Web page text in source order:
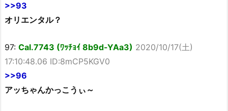
>>93
オリエンタル？
97: Cal.7743 (ﾜｯﾁｮｲ 8b9d-YAa3) 2020/10/17(土)
17:10:48.06 ID:8mCP5KGV0
>>96
アッちゃんかっこうぃ～